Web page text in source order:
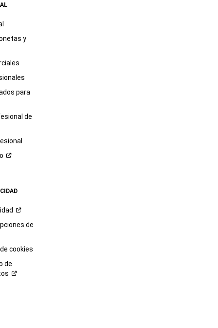
y
para
de
de
cookies
de